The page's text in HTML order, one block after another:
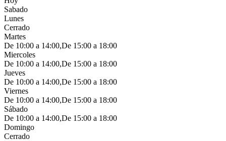
Sabado
Lunes
Cerrado
Martes
De 10:00 a 14:00,De 15:00 a 18:00
Miercoles
De 10:00 a 14:00,De 15:00 a 18:00
Jueves
De 10:00 a 14:00,De 15:00 a 18:00
Viernes
De 10:00 a 14:00,De 15:00 a 18:00
Sábado
De 10:00 a 14:00,De 15:00 a 18:00
Domingo
Cerrado